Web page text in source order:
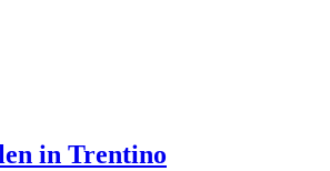
in Trentino